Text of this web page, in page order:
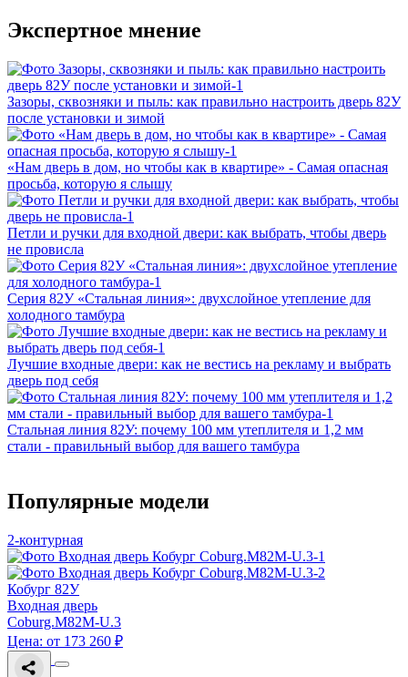
Экспертное мнение
Зазоры, сквозняки и пыль: как правильно настроить дверь 82У
после установки и зимой
«Нам дверь в дом, но чтобы как в квартире» - Самая опасная
просьба, которую я слышу
Петли и ручки для входной двери: как выбрать, чтобы дверь
не провисла
Серия 82У «Стальная линия»: двухслойное утепление для
холодного тамбура
Лучшие входные двери: как не вестись на рекламу и выбрать
дверь под себя
Стальная линия 82У: почему 100 мм утеплителя и 1,2 мм
стали - правильный выбор для вашего тамбура
Популярные модели
2-контурная
Кобург 82У
Входная дверь
Coburg.M82M-U.3
Цена: от 173 260 ₽